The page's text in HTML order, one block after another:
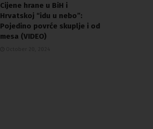
Cijene hrane u BiH i
Hrvatskoj “idu u nebo”:
Pojedino povrće skuplje i od
mesa (VIDEO)